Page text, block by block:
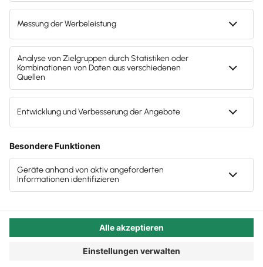
gesamten Strukturen entlasten. Weil Sie sich
entschieden haben, den Fachkräftemangel direkt
an der Wurzel anzugehen.
Autor:in:Carola Heine
Veröffentlicht:
Kategorie:Steuerberater:innen
wimmelt es von qualifizierten Menschen, die gerne in
eine andere Kanzlei wechseln würden. Weil ihre Chefs
und Chefinnen sich immer noch der Digitalisierung
bemessen wird und weil starre Strukturen es
erschweren, Arbeitsleben und Privatleben im
Einklang zu halten.